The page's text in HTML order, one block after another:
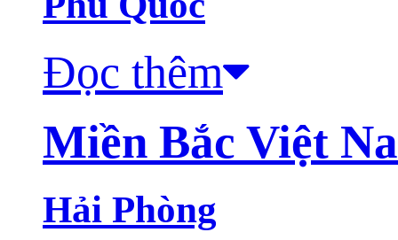
Đọc thêm
Miền Bắc Việt
Hải Phòng